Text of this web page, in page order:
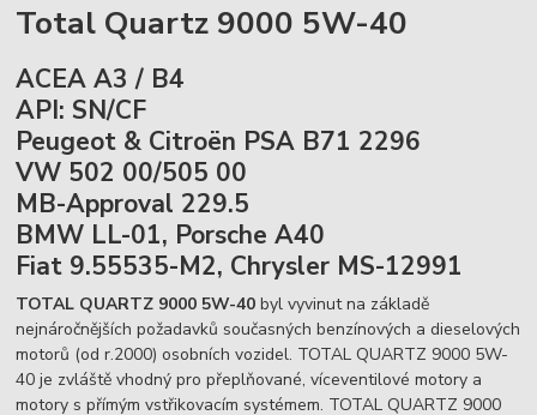
Total Quartz 9000 5W-40
ACEA A3 / B4
API: SN/CF
Peugeot & Citroën PSA B71 2296
VW 502 00/505 00
MB-Approval 229.5
BMW LL-01, Porsche A40
Fiat 9.55535-M2, Chrysler MS-12991
TOTAL QUARTZ 9000 5W-40 byl vyvinut na základě
nejnáročnějších požadavků současných benzínových a dieselových
motorů (od r.2000) osobních vozidel. TOTAL QUARTZ 9000 5W-
40 je zvláště vhodný pro přeplňované, víceventilové motory a
motory s přímým vstřikovacím systémem. TOTAL QUARTZ 9000